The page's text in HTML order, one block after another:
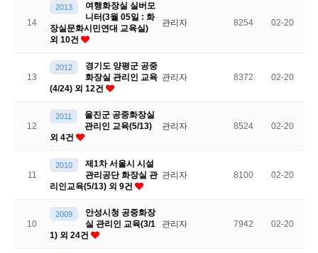
14
2013
여행화장실 실버모
니터(3월 05일 : 화
장실문화시민연대 교육실)
외 10건
관리자 8254 02-20
13
2012
경기도 양평군 공중
화장실 관리인 교육
(4/24) 외 12건
관리자 8372 02-20
12
2011
울진군 공중화장실
관리인 교육(5/13)
외 4건
관리자 8524 02-20
11
2010
제1차 서울시 시설
관리공단 화장실 관
리인교육(5/13) 외 9건
관리자 8100 02-20
10
2009
안성시청 공중화장
실 관리인 교육(3/1
1) 외 24건
관리자 7942 02-20